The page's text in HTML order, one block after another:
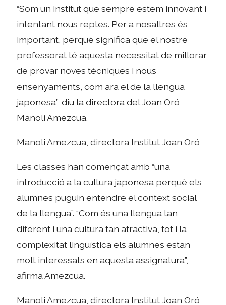
“Som un institut que sempre estem innovant i
intentant nous reptes. Per a nosaltres és
important, perquè significa que el nostre
professorat té aquesta necessitat de millorar,
de provar noves tècniques i nous
ensenyaments, com ara el de la llengua
japonesa”, diu la directora del Joan Oró,
Manoli Amezcua.
Manoli Amezcua, directora Institut Joan Oró
Les classes han començat amb “una
introducció a la cultura japonesa perquè els
alumnes puguin entendre el context social
de la llengua”. “Com és una llengua tan
diferent i una cultura tan atractiva, tot i la
complexitat lingüística els alumnes estan
molt interessats en aquesta assignatura”,
afirma Amezcua.
Manoli Amezcua, directora Institut Joan Oró